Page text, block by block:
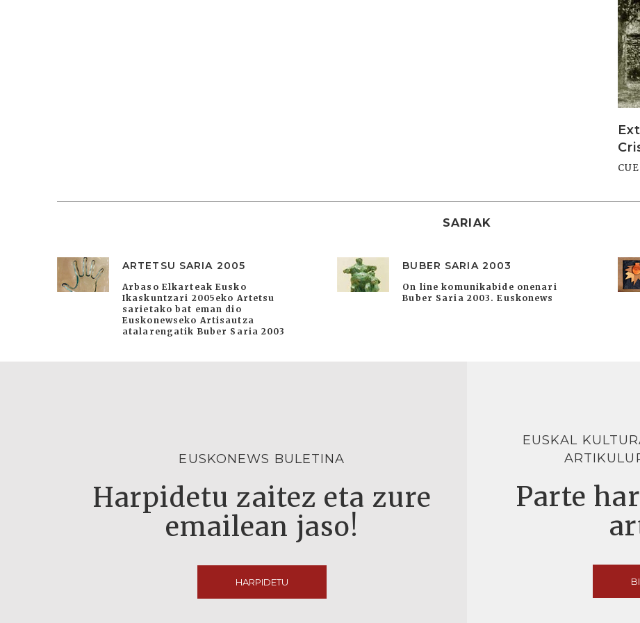
SARIAK
ARTETSU SARIA 2005
Arbaso Elkarteak Eusko
Ikaskuntzari 2005eko Artetsu
sarietako bat eman dio
Euskonewseko Artisautza
atalarengatik Buber Saria 2003
BUBER SARIA 2003
On line komunikabide onenari
Buber Saria 2003. Euskonews
EUSKONEWS BULETINA
Harpidetu zaitez eta zure
emailean jaso!
HARPIDETU
EUSKAL
Parte